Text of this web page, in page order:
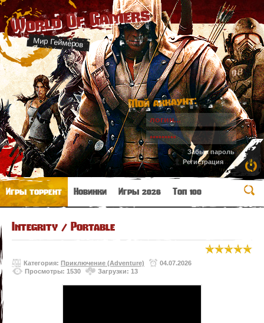
World Of Gamers
Мир Геймеров
Мой аккаунт:
Забыл пароль
Регистрация
Игры торрент Новинки Игры 2026 Топ 100
Integrity / Portable
Категория: Приключение (Adventure)
04.07.2026
Просмотры: 1530
Загрузки: 13